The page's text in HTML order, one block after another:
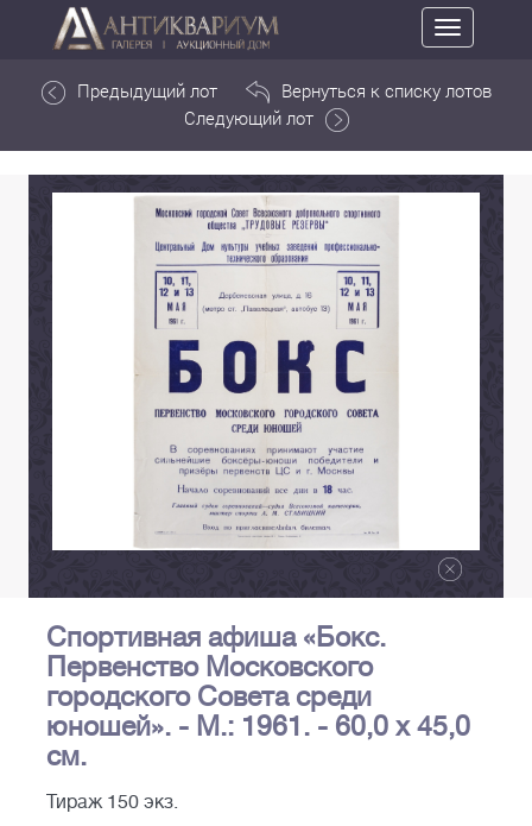
Toggle
navigation
Предыдущий лот
Вернуться к списку лотов
Следующий лот
Спортивная афиша «Бокс.
Первенство Московского
городского Совета среди
юношей». - М.: 1961. - 60,0 х 45,0
см.
Тираж 150 экз.